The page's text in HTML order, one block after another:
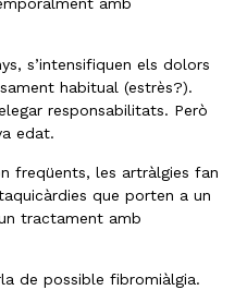
s’intensifiquen els dolors
habitual (estrès?).
responsabilitats. Però
edat.
freqüents, les artràlgies fan
que porten a un
tractament amb
de possible fibromiàlgia.